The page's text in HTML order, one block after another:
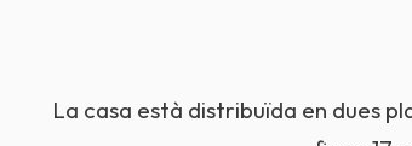
La casa està distribuïda en dues